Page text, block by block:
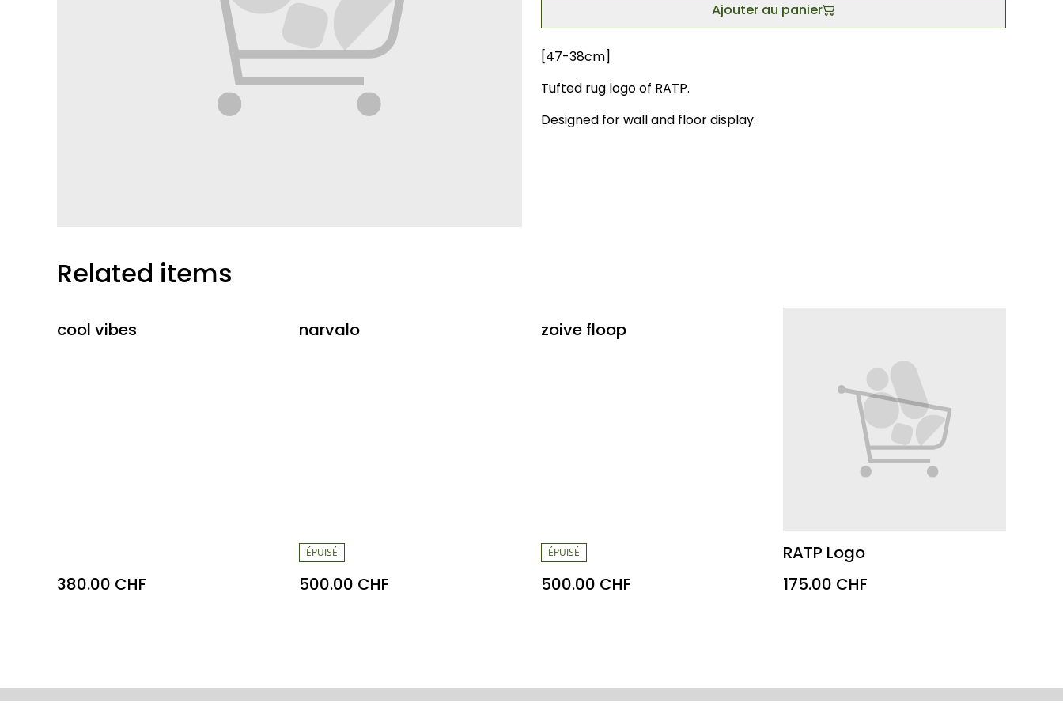
Ajouter au panier
[47-38cm]
Tufted rug logo of RATP.
Designed for wall and floor display.
Related items
cool vibes
380.00 CHF
narvalo
ÉPUISÉ
500.00 CHF
zoive floop
ÉPUISÉ
500.00 CHF
RATP Logo
175.00 CHF